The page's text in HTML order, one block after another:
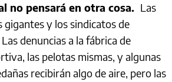
no pensará en otra cosa. Las
gigantes y los sindicatos de
denuncias a la fábrica de
las pelotas mismas, y algunas
recibirán algo de aire, pero las